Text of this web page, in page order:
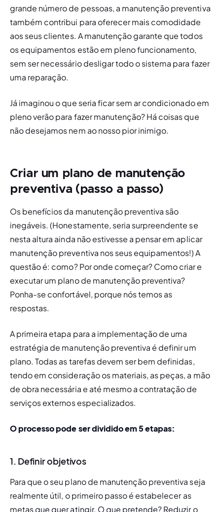
grande número de pessoas, a manutenção preventiva
também contribui para oferecer mais comodidade
aos seus clientes. A manutenção garante que todos
os equipamentos estão em pleno funcionamento,
sem ser necessário desligar todo o sistema para fazer
uma reparação.
Já imaginou o que seria ficar sem ar condicionado em
pleno verão para fazer manutenção? Há coisas que
não desejamos nem ao nosso pior inimigo.
Criar um plano de manutenção
preventiva (passo a passo)
Os benefícios da manutenção preventiva são
inegáveis. (Honestamente, seria surpreendente se
nesta altura ainda não estivesse a pensar em aplicar
manutenção preventiva nos seus equipamentos!) A
questão é: como? Por onde começar? Como criar e
executar um plano de manutenção preventiva?
Ponha-se confortável, porque nós temos as
respostas.
A primeira etapa para a implementação de uma
estratégia de manutenção preventiva é definir um
plano. Todas as tarefas devem ser bem definidas,
tendo em consideração os materiais, as peças, a mão
de obra necessária e até mesmo a contratação de
serviços externos especializados.
O processo pode ser dividido em 5 etapas:
1. Definir objetivos
Para que o seu plano de manutenção preventiva seja
realmente útil, o primeiro passo é estabelecer as
metas que quer atingir. O que pretende? Reduzir o